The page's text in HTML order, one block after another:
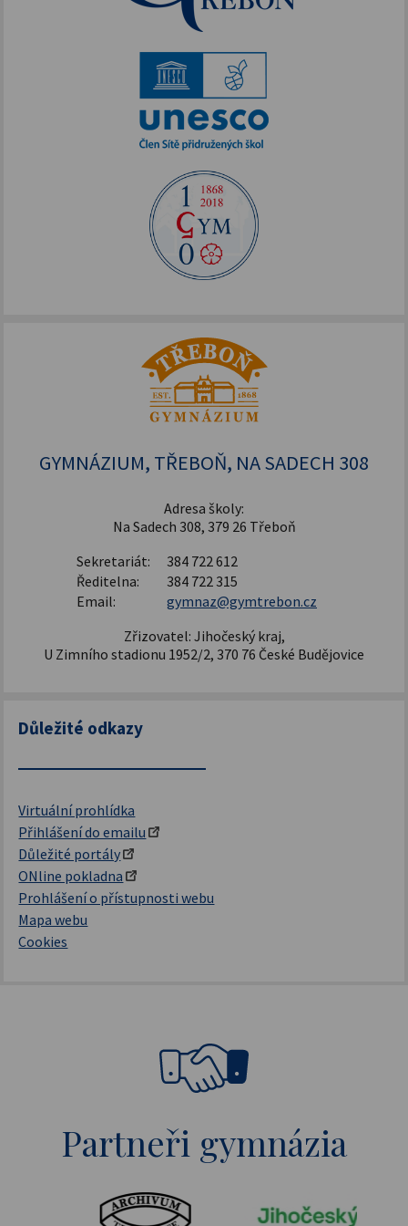
Podpora vzdělávání
Škola bez hranic
Půdní vestavba
Přírodovědné pobytové kurzy
Jazykové kompetence
Archív projektů
Zdravý životní styl
Akce podpořené FOTOS
Alej Toma Schreckera
FOTOSKOP
GYMNÁZIUM, TŘEBOŇ, NA SADECH 308
Adresa školy:
Na Sadech 308, 379 26 Třeboň
Sekretariát:
384 722 612
Ředitelna:
384 722 315
Email:
gymnaz@gymtrebon.cz
Zřizovatel: Jihočeský kraj,
U Zimního stadionu 1952/2, 370 76 České Budějovice
Důležité odkazy
Virtuální prohlídka
Přihlášení do emailu
Důležité portály
ONline pokladna
Prohlášení o přístupnosti webu
Mapa webu
Cookies
Partneři gymnázia